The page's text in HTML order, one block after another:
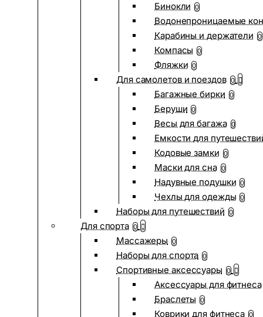
Бинокли 0
Водонепроницаемые
Карабины и держатели 0
Компасы 0
Фляжки 0
Для самолетов и поездов 0
Багажные бирки 0
Беруши 0
Весы для багажа 0
Емкости для
Кодовые замки 0
Маски для сна 0
Надувные подушки 0
Чехлы для одежды 0
Наборы для путешествий 0
Для спорта 0
Массажеры 0
Наборы для спорта 0
Спортивные аксессуары 0
Аксессуары для фитнеса
Браслеты 0
Коврики для фитнеса 0